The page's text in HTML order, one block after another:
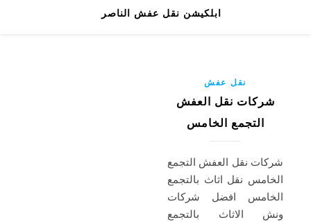
ابلكيشن نقل عفش الناصر
نقل عفش
شركات نقل العفش
التجمع الخامس
شركات نقل العفش التجمع
الخامس نقل اثاث بالتجمع
الخامس افضل شركات
ونش الاثاث بالتجمع